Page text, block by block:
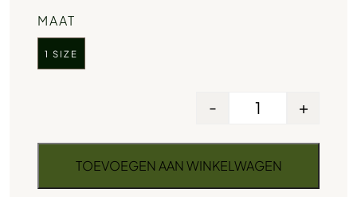
MAAT
1 SIZE
- +
TOEVOEGEN AAN WINKELWAGEN